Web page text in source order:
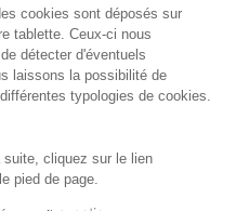
cookies sont déposés sur
tablette. Ceux-ci nous
détecter d'éventuels
laissons la possibilité de
typologies de cookies.
suite, cliquez sur le lien
pied de page.